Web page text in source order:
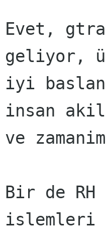
Evet,
geliyor,
iyi
insan
ve
Bir de RH
islemleri